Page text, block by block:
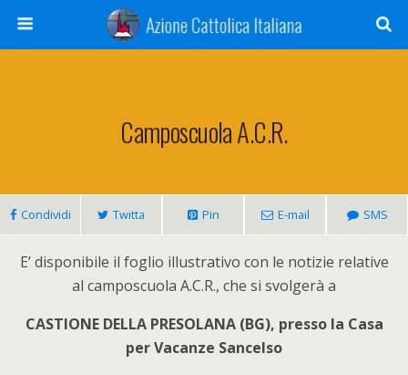
Camposcuola A.C.R.
Condividi Twitta Pin E-mail SMS
E’ disponibile il foglio illustrativo con le notizie relative
al camposcuola A.C.R., che si svolgerà a
CASTIONE DELLA PRESOLANA (BG), presso la Casa
per Vacanze Sancelso